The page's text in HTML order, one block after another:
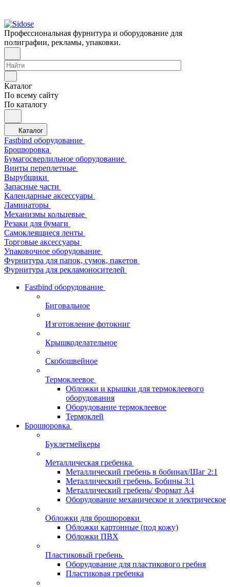
Профессиональная фурнитура и оборудование для
полиграфии, рекламы, упаковки.
Каталог
По всему сайту
По каталогу
Каталог
Fastbind оборудование
Брошюровка
Бумагосверлильное оборудование
Винты переплетные
Вырубщики
Запасные части
Календарные аксессуары
Ламинаторы
Механизмы кольцевые
Резаки для бумаги
Самоклеящиеся ленты
Торговые аксессуары
Упаковочное оборудование
Фурнитура для папок, сумок, пакетов
Фурнитура для рекламоносителей
Fastbind оборудование
Биговальное
Изготовление фотокниг
Крышкоделательное
Скобошвейное
Термоклеевое
Обложки и крышки для термоклеевого
оборудования
Оборудование термоклеевое
Термоклей
Брошюровка
Буклетмейкеры
Металлическая гребенка
Металлический гребень в бобинах/Шаг 2:1
Металлический гребень. Бобины 3:1
Металлический гребень/ Формат А4
Оборудование механическое и электрическое
Обложки для брошюровки
Обложки картонные (под кожу)
Обложки ПВХ
Пластиковый гребень
Оборудование для пластикового гребня
Пластиковая гребенка